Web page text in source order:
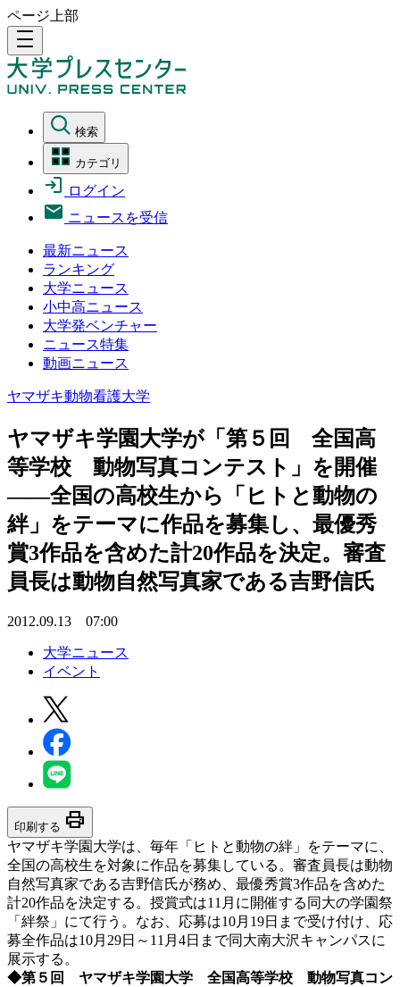
ページ上部
density_medium
検索
カテゴリ
ログイン
ニュースを受信
最新ニュース
ランキング
大学ニュース
小中高ニュース
大学発ベンチャー
ニュース特集
動画ニュース
ヤマザキ動物看護大学
ヤマザキ学園大学が「第５回 全国高
等学校 動物写真コンテスト」を開催
――全国の高校生から「ヒトと動物の
絆」をテーマに作品を募集し、最優秀
賞3作品を含めた計20作品を決定。審査
員長は動物自然写真家である吉野信氏
2012.09.13 07:00
大学ニュース
イベント
印刷する print
ヤマザキ学園大学は、毎年「ヒトと動物の絆」をテーマに、
全国の高校生を対象に作品を募集している。審査員長は動物
自然写真家である吉野信氏が務め、最優秀賞3作品を含めた
計20作品を決定する。授賞式は11月に開催する同大の学園祭
「絆祭」にて行う。なお、応募は10月19日まで受け付け、応
募全作品は10月29日～11月4日まで同大南大沢キャンパスに
展示する。
◆第５回 ヤマザキ学園大学 全国高等学校 動物写真コン